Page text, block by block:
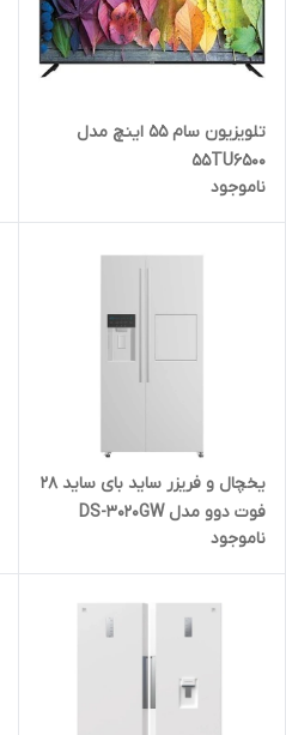
تلویزیون سام 55 اینچ مدل
55TU6500
ناموجود
یخچال و فریزر ساید بای ساید 28
فوت دوو مدل DS-3020GW
ناموجود